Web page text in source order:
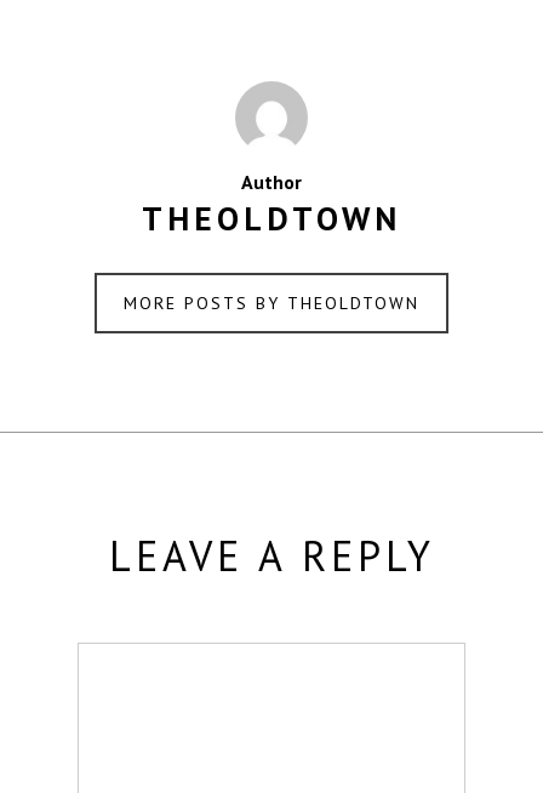
Author
THEOLDTOWN
MORE POSTS BY THEOLDTOWN
LEAVE A REPLY